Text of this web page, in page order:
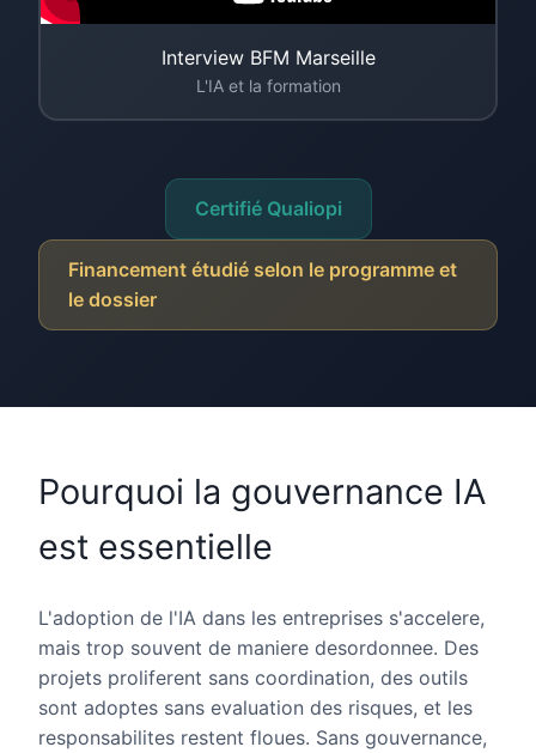
Interview BFM Marseille
L'IA et la formation
Certifié Qualiopi
Financement étudié selon le programme et
le dossier
Pourquoi la gouvernance IA
est essentielle
L'adoption de l'IA dans les entreprises s'accelere,
mais trop souvent de maniere desordonnee. Des
projets proliferent sans coordination, des outils
sont adoptes sans evaluation des risques, et les
responsabilites restent floues. Sans gouvernance,